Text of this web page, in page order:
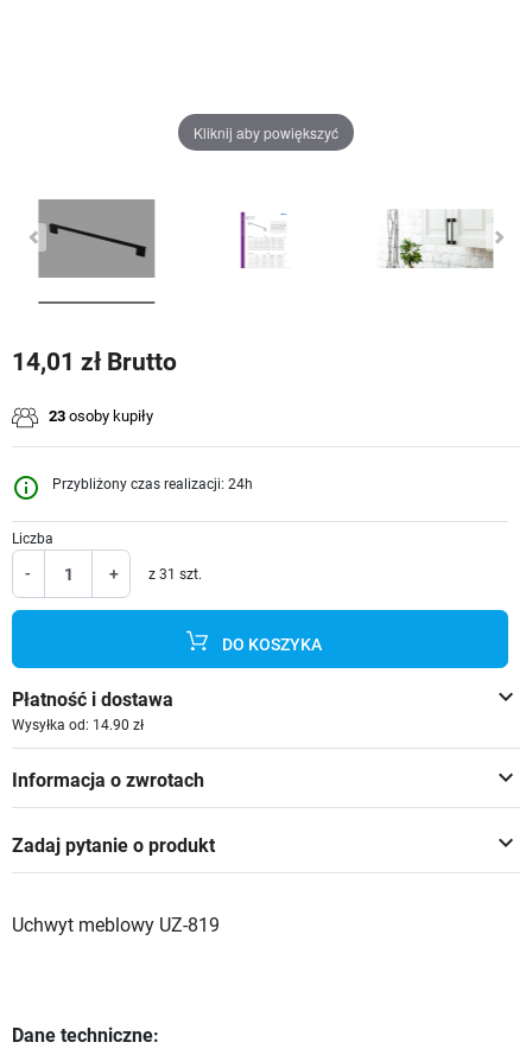
Kliknij aby powiększyć
14,01 zł Brutto
23 osoby kupiły
info_outline Przybliżony czas realizacji: 24h
Liczba
- + z 31 szt.
DO KOSZYKA
keyboard_arrow_down
Płatność i dostawa
Wysyłka od: 14.90 zł
keyboard_arrow_down
Informacja o zwrotach
keyboard_arrow_down
Zadaj pytanie o produkt
Uchwyt meblowy UZ-819
Dane techniczne: